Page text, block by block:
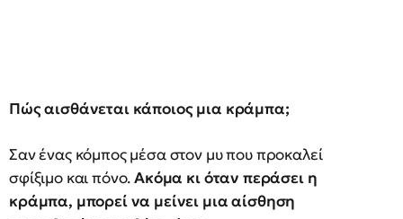
Πώς αισθάνεται κάποιος μια κράμπα;
Σαν ένας κόμπος μέσα στον μυ που προκαλεί
σφίξιμο και πόνο.Ακόμα κι όταν περάσει η
κράμπα, μπορεί να μείνει μια αίσθηση